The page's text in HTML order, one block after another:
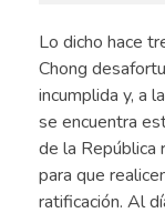
Lo dicho hace
Chong
incumplida y, a
se encuentra
de la
para que
ratificación. Al